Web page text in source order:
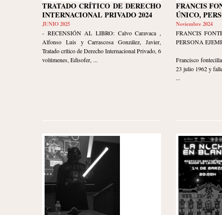
TRATADO CRÍTICO DE DERECHO
INTERNACIONAL PRIVADO 2024
JUNIO 2025
- RECENSIÓN AL LIBRO: Calvo Caravaca ,
Alfonso Luis y Carrascosa González, Javier,
Tratado crítico de Derecho Internacional Privado, 6
volúmenes, Edisofer, ...
FRANCIS
ÚNICO,
Noviembre 2024
FRANCIS
PERSONA
Francisco
23 julio 1962 y
...